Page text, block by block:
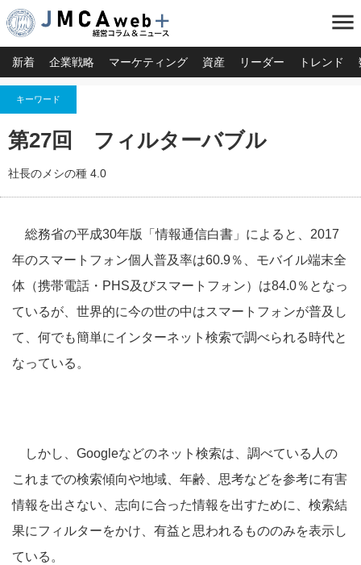
menu
新着 企業戦略 マーケティング 資産 リーダー トレンド
キーワード
第27回 フィルターバブル
社長のメシの種 4.0
総務省の平成30年版「情報通信白書」によると、2017
年のスマートフォン個人普及率は60.9％、モバイル端末全
体（携帯電話・PHS及びスマートフォン）は84.0％となっ
ているが、世界的に今の世の中はスマートフォンが普及し
て、何でも簡単にインターネット検索で調べられる時代と
なっている。
しかし、Googleなどのネット検索は、調べている人の
これまでの検索傾向や地域、年齢、思考などを参考に有害
情報を出さない、志向に合った情報を出すために、検索結
果にフィルターをかけ、有益と思われるもののみを表示し
ている。